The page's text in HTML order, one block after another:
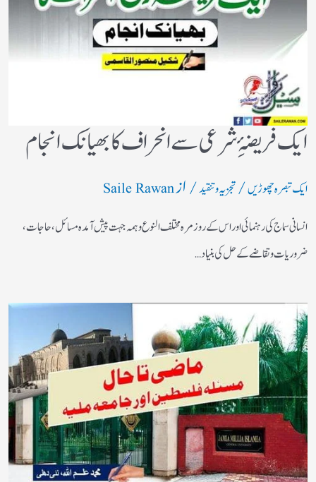
ایک فریضۂِ شرعی سے انحراف کا بھیانک انجام
ایک تبصرہ چھوڑیں/تجزیہ و تنقید/ ازSaile Rawan
انسانی سماج کی رہنمائی اور اس کے روز مرہ مختلف النوع وہمہ جہت پیش آمدہ مسائل ، حاجات ،
ضروریات وتقاضے کے حل کی بنیاد…